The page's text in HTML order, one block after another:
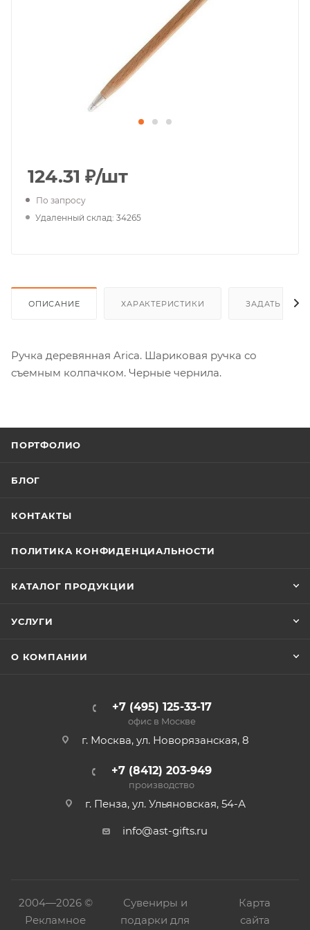
124.31 ₽/шт
По запросу
Удаленный склад: 34265
ОПИСАНИЕ ХАРАКТЕРИСТИКИ ЗАДАТЬ
Ручка деревянная Arica. Шариковая ручка со
съемным колпачком. Черные чернила.
ПОРТФОЛИО
БЛОГ
КОНТАКТЫ
ПОЛИТИКА КОНФИДЕНЦИАЛЬНОСТИ
КАТАЛОГ ПРОДУКЦИИ
УСЛУГИ
О КОМПАНИИ
+7 (495) 125-33-17
офис в Москве
г. Москва, ул. Новорязанская, 8
+7 (8412) 203-949
производство
г. Пенза, ул. Ульяновская, 54-А
info@ast-gifts.ru
2004—2026 ©
Рекламное
Сувениры и
подарки для
Карта
сайта